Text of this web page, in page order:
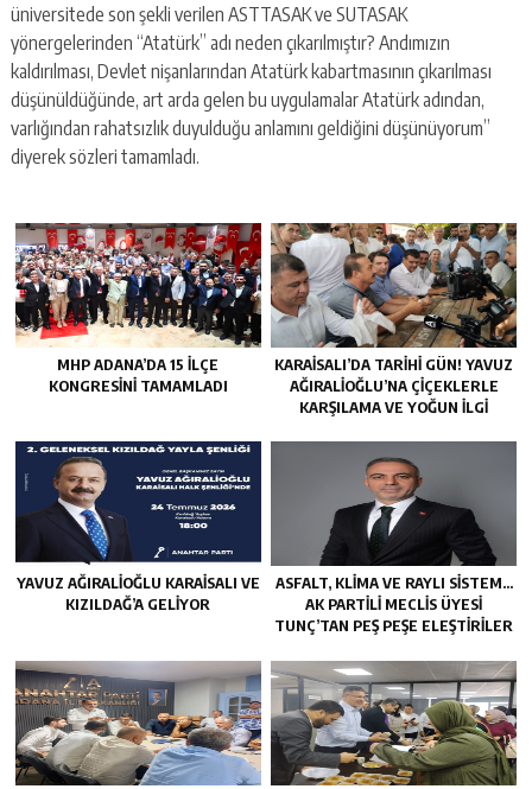
üniversitede son şekli verilen ASTTASAK ve SUTASAK
yönergelerinden “Atatürk” adı neden çıkarılmıştır? Andımızın
kaldırılması, Devlet nişanlarından Atatürk kabartmasının çıkarılması
düşünüldüğünde, art arda gelen bu uygulamalar Atatürk adından,
varlığından rahatsızlık duyulduğu anlamını geldiğini düşünüyorum”
diyerek sözleri tamamladı.
MHP ADANA’DA 15 İLÇE
KONGRESINI TAMAMLADI
KARAISALI’DA TARIHI GÜN! YAVUZ
AĞIRALIOĞLU’NA ÇIÇEKLERLE
KARŞILAMA VE YOĞUN İLGI
YAVUZ AĞIRALIOĞLU KARAISALI VE
KIZILDAĞ’A GELIYOR
ASFALT, KLIMA VE RAYLI SISTEM…
AK PARTILI MECLIS ÜYESI
TUNÇ’TAN PEŞ PEŞE ELEŞTIRILER